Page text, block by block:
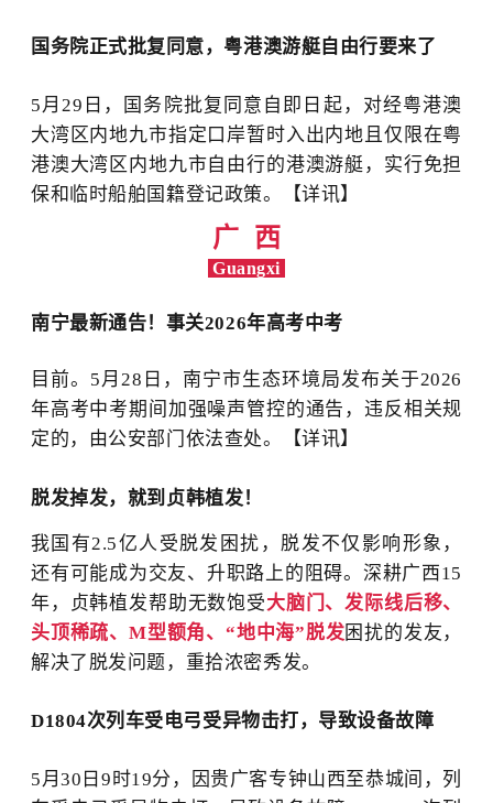
国务院正式批复同意，粤港澳游艇自由行要来了
5月29日，国务院批复同意自即日起，对经粤港澳
大湾区内地九市指定口岸暂时入出内地且仅限在粤
港澳大湾区内地九市自由行的港澳游艇，实行免担
保和临时船舶国籍登记政策。【详讯】
广 西
Guangxi
南宁最新通告！事关2026年高考中考
目前。 5月28日，南宁市生态环境局发布关于2026
年高考中考期间加强噪声管控的通告，违反相关规
定的，由公安部门依法查处。
【详讯】
脱发掉发，就到贞韩植发！
我国有2.5亿人受脱发困扰，脱发不仅影响形象，
还有可能成为交友、升职路上的阻碍。深耕广西15
年，贞韩植发帮助无数饱受大脑门、发际线后移、
头顶稀疏、M型额角、“地中海”脱发困扰的发友，
解决了脱发问题，重拾浓密秀发。
D1804次列车受电弓受异物击打，导致设备故障
5月30日9时19分，因贵广客专钟山西至恭城间，列